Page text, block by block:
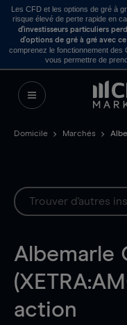
Les CFD et les options de gré à
risque élevé de perte rapide en
d’investisseurs particuliers
d’options de gré à gré avec
comprenez le fonctionnement des
vous permettre de
Domicile Marchés
Albemarle
action